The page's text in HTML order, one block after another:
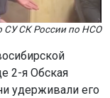
СУ СК России по НСО
2-я Обская
удерживали его